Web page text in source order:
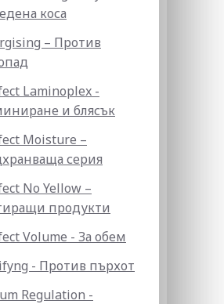
коса
– Против
Laminoplex -
и блясък
Moisture –
серия
No Yellow –
продукти
Volume - За обем
- Против пърхот
Regulation -